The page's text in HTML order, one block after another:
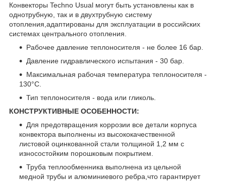
Конвекторы Techno Usual могут быть установлены как в
однотрубную, так и в двухтрубную систему
отопления,адаптированы для эксплуатации в российских
системах центрального отопления.
Рабочее давление теплоносителя - не более 16 бар.
Давление гидравлического испытания - 30 бар.
Максимальная рабочая температура теплоносителя -
130°С.
Тип теплоносителя - вода или гликоль.
КОНСТРУКТИВНЫЕ ОСОБЕННОСТИ:
Для предотвращения коррозии все детали корпуса
конвектора выполнены из высококачественной
листовой оцинкованной стали толщиной 1,2 мм с
износостойким порошковым покрытием.
Труба теплообменника выполнена из цельной
медной трубы и алюминиевого ребра,что гарантирует